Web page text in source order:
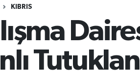
KIBRIS
ve Fikstür